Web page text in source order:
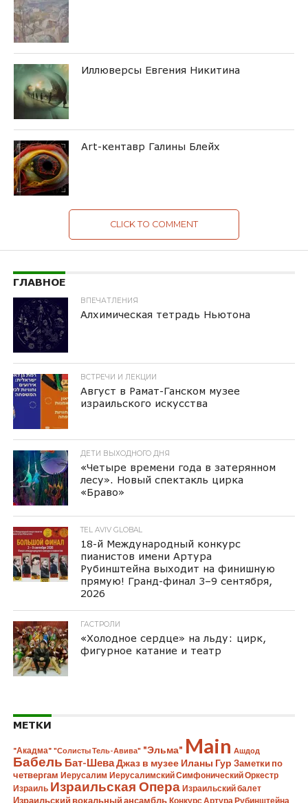
Иллюверсы Евгения Никитина
Art-кентавр Галины Блейх
CLICK TO COMMENT
ГЛАВНОЕ
ВПЕЧАТЛЕНИЯ
Алхимическая тетрадь Ньютона
ВСТРЕЧИ И ЛЕКЦИИ
Август в Рамат-Ганском музее
израильского искусства
ДЕТИ ВЫХОДНОГО ДНЯ
«Четыре времени года в затерянном
лесу». Новый спектакль цирка
«Браво»
TEL AVIV GLOBAL
18-й Международный конкурс
пианистов имени Артура
Рубинштейна выходит на финишную
прямую! Гранд-финал 3–9 сентября,
2026
ГАСТРОЛИ
«Холодное сердце» на льду: цирк,
фигурное катание и театр
МЕТКИ
"Акадма" "Солисты Тель-Авива" "Эльма" Main Ашдод
Бабель Бат-ШеваДжаз в музее Иланы Гур Заметки по
четвергам Иерусалим Иерусалимский Симфонический Оркестр
Израиль Израильская Опера Израильский балет
Израильский вокальный ансамбль Конкурс Артура Рубинштейна